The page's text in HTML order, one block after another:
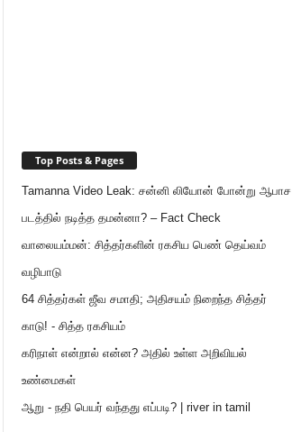
Top Posts & Pages
Tamanna Video Leak: சன்னி லியோன் போன்று ஆபாச
படத்தில் நடித்த தமன்னா? – Fact Check
வாலையம்மன்: சித்தர்களின் ரகசிய பெண் தெய்வம்
வழிபாடு
64 சித்தர்கள் ஜீவ சமாதி; அதிசயம் நிறைந்த சித்தர்
காடு! - சித்த ரகசியம்
கரிநாள் என்றால் என்ன? அதில் உள்ள அறிவியல்
உண்மைகள்
ஆறு - நதி பெயர் வந்தது எப்படி? | river in tamil